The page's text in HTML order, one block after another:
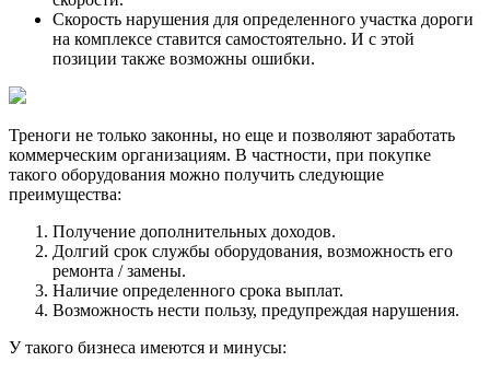
Скорость нарушения для определенного участка дороги
на комплексе ставится самостоятельно. И с этой
позиции также возможны ошибки.
Треноги не только законны, но еще и позволяют заработать
коммерческим организациям. В частности, при покупке
такого оборудования можно получить следующие
преимущества:
Получение дополнительных доходов.
Долгий срок службы оборудования, возможность его
ремонта / замены.
Наличие определенного срока выплат.
Возможность нести пользу, предупреждая нарушения.
У такого бизнеса имеются и минусы: